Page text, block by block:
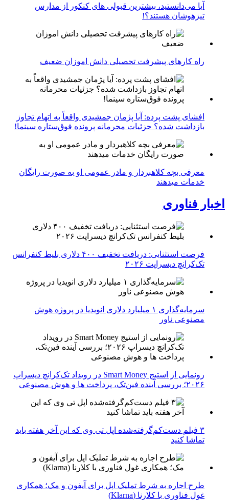
آیا می‌دانستید، بیشترین قبولی های کنکور از مدارس
تیزهوشان هستند؟!
راه کارهای پیشرفت تحصیلی دانش اموزان ضعیف
افشای پشت پرده: آیا پژمان جمشیدی واقعاً به اتهام تجاوز
بازداشت شده؟ جزئیات محرمانه پرونده فوق‌ستاره سینما!
معرفی بچه کلاهبردار و مادر عمومی او به صورت رایگان
خدمات میدهند
اخبار فناوری
فرصت استثنایی: دریافت تخفیف ۴۰۰ دلاری بلیط کنفرانس
تک‌کرانچ دیسراپت ۲۰۲۶
سرمایه‌گذاری ۱ میلیارد دلاری انویدیا در پروژه هوش
مصنوعی ناور
رونمایی از استیج Smart Money در رویداد تک‌کرانچ دیسراپ
۲۰۲۶؛ بررسی آینده فین‌تک، پرداخت‌ ها و هوش مصنوعی
۳ فیلم دست‌کم‌گرفته‌شده اپل تی وی که این آخر هفته باید
تماشا کنید
طرح اجاره به شرط تملیک اپل برای آیفون و مک؛ همکاری
غول فناوری با کلارنا (Klarna)